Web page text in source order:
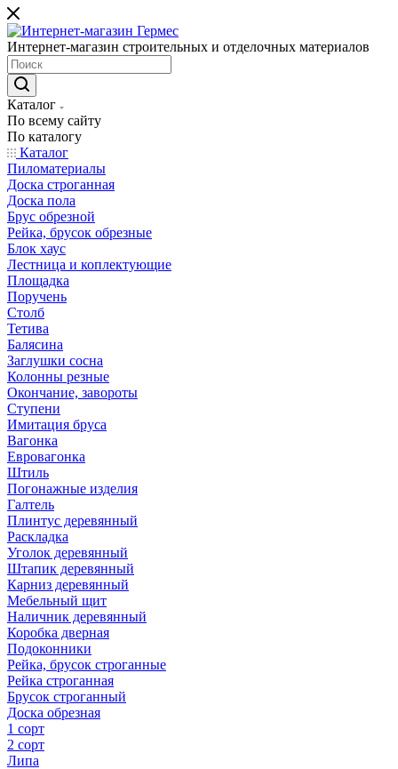
Интернет-магазин строительных и отделочных материалов
Каталог
По всему сайту
По каталогу
Каталог
Пиломатериалы
Доска строганная
Доска пола
Брус обрезной
Рейка, брусок обрезные
Блок хаус
Лестница и коплектующие
Площадка
Поручень
Столб
Тетива
Балясина
Заглушки сосна
Колонны резные
Окончание, завороты
Ступени
Имитация бруса
Вагонка
Евровагонка
Штиль
Погонажные изделия
Галтель
Плинтус деревянный
Раскладка
Уголок деревянный
Штапик деревянный
Карниз деревянный
Мебельный щит
Наличник деревянный
Коробка дверная
Подоконники
Рейка, брусок строганные
Рейка строганная
Брусок строганный
Доска обрезная
1 сорт
2 сорт
Липа